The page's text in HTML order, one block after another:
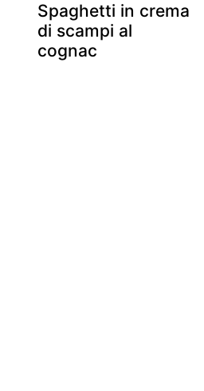
Spaghetti in crema
di scampi al
cognac